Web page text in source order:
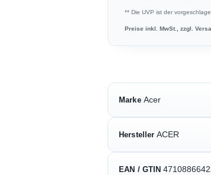
** Die UVP ist der
Preise inkl. MwSt., zzgl.
Marke Acer
Hersteller ACER
EAN / GTIN